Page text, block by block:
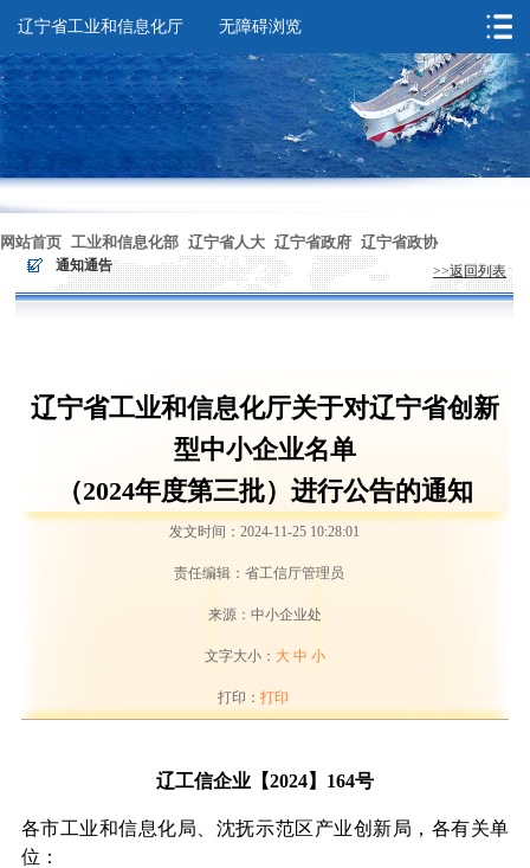
网站首页 工业和信息化部 辽宁省人大 辽宁省政府 辽宁省政协
无障碍浏览
辽宁省工业和信息化厅 无障碍浏览
> 通知通告 >>返回列表
辽宁省工业和信息化厅关于对辽宁省创新
型中小企业名单
（2024年度第三批）进行公告的通知
发文时间：2024-11-25 10:28:01
责任编辑：省工信厅管理员
来源：中小企业处
文字大小： 大 中 小
打印： 打印
辽工信企业【2024】164号
各市工业和信息化局、沈抚示范区产业创新局，各有关单
位：